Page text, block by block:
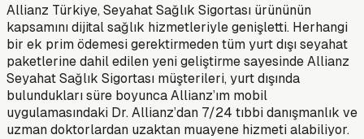
Allianz Türkiye, Seyahat Sağlık Sigortası ürününün
kapsamını dijital sağlık hizmetleriyle genişletti. Herhangi
bir ek prim ödemesi gerektirmeden tüm yurt dışı seyahat
paketlerine dahil edilen yeni geliştirme sayesinde Allianz
Seyahat Sağlık Sigortası müşterileri, yurt dışında
bulundukları süre boyunca Allianz’ım mobil
uygulamasındaki Dr. Allianz’dan 7/24 tıbbi danışmanlık ve
uzman doktorlardan uzaktan muayene hizmeti alabiliyor.